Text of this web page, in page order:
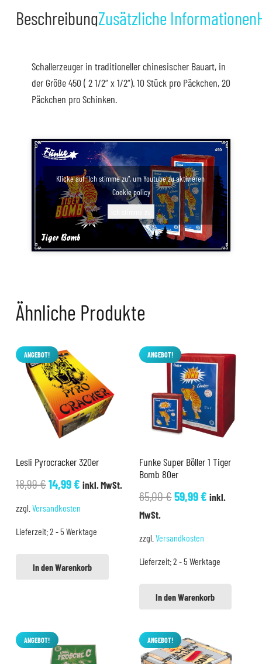
BeschreibungZusätzliche Informationen
Schallerzeuger in traditioneller chinesischer Bauart, in
der Größe 450 ( 2 1/2“ x 1/2“). 10 Stück pro Päckchen, 20
Päckchen pro Schinken.
Klicke auf "Ich stimme zu", um Youtube zu aktivieren
Cookie policy
Ähnliche Produkte
ANGEBOT!
Lesli Pyrocracker 320er
18,99€Ursprünglicher
18,99 €
14,99€Aktueller
14,99 €.
inkl. MwSt.
zzgl. Versandkosten
Lieferzeit:2 - 5 Werktage
In den Warenkorb
ANGEBOT!
Funke Super Böller 1 Tiger
Bomb 80er
65,00€Ursprünglicher
59,99€Aktueller
inkl.
MwSt.
zzgl. Versandkosten
Lieferzeit:2 - 5 Werktage
In den Warenkorb
ANGEBOT! ANGEBOT!